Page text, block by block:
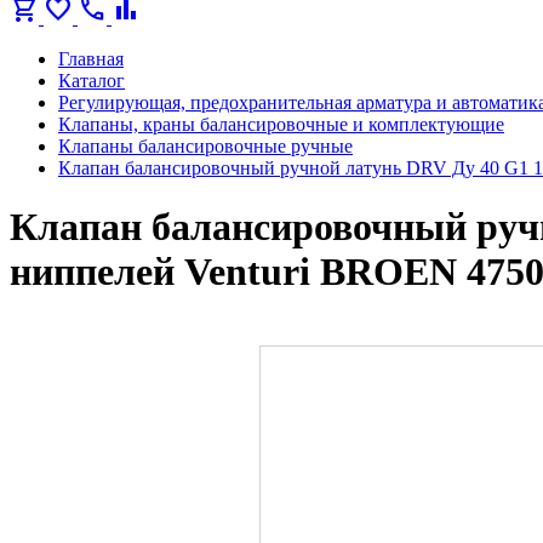
shopping_cart favorite call bar_chart
Главная
Каталог
Регулирующая, предохранительная арматура и
Клапаны, краны балансировочные и комплектующие
Клапаны балансировочные ручные
Клапан балансировочный ручной латунь DRV Ду 40 G1
Клапан балансировочный
ниппелей Venturi BROEN